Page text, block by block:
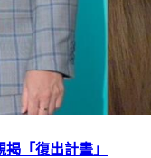
「復出計畫」